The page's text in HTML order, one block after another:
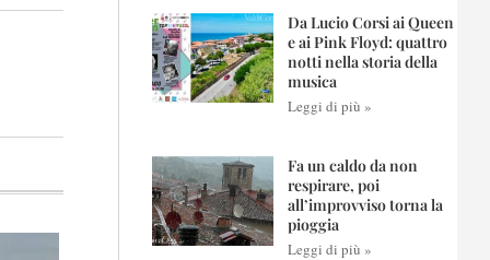
Da Lucio Corsi ai Queen
e ai Pink Floyd: quattro
notti nella storia della
musica
Leggi di più »
Fa un caldo da non
respirare, poi
all’improvviso torna la
pioggia
Leggi di più »